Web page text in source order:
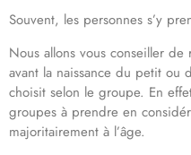
Souvent, les personnes s’y
Nous allons vous conseiller de
avant la naissance du petit ou
choisit selon le groupe. En
groupes à prendre en
majoritairement à l’âge.